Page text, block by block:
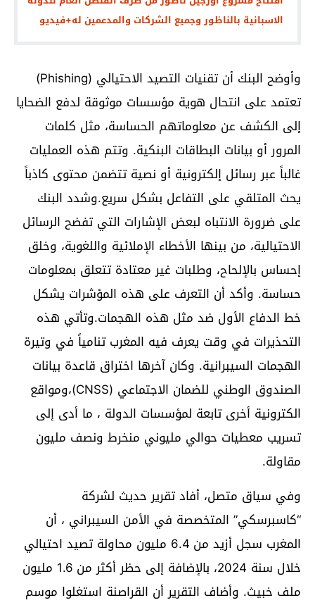
الاسبانية بالناظور وجميع الشركات والمدعمين له+فيديو
وأوضح البنك أن تقنيات التصيد الاحتيالي (Phishing)
تعتمد على انتحال هوية مؤسسات موثوقة لدفع الضحايا
إلى الكشف عن معلوماتهم الحساسة، مثل كلمات
المرور أو بيانات البطاقات البنكية. وتتم هذه العمليات
غالباً عبر رسائل إلكترونية أو نصية تتضمن محتوى كاذباً
يحث المتلقي على التفاعل بشكل سريع.وشدد البنك
على ضرورة الانتباه لبعض الإشارات التي تفضح الرسائل
الاحتيالية، من بينها الأخطاء الإملائية واللغوية، وخلق
إحساس بالإلحاح، وطلبات غير معتادة تتعلق بمعلومات
حساسة. وأكد أن التعرف على هذه المؤشرات يشكل
خط الدفاع الأول ضد مثل هذه الهجمات.وتأتي هذه
التحذيرات في وقت يعرف فيه المغرب تنامياً في وتيرة
الهجمات السيبرانية. وكان آخرها اختراق قاعدة بيانات
الصندوق الوطني للضمان الاجتماعي (CNSS)،ومواقع
الكترونية أخرى تابعة لمؤسسات الدولة ، ما أدى إلى
تسريب معطيات حوالي مليوني منخرط ونصف مليون
مقاولة.
وفي سياق متصل، أفاد تقرير حديث لشركة
“كاسبرسكي” المتخصصة في الأمن السيبراني ، أن
المغرب سجل أزيد من 6.4 مليون محاولة تصيد احتيالي
خلال سنة 2024، بالإضافة إلى حظر أكثر من 1.6 مليون
ملف خبيث. وأضاف التقرير أن القراصنة استغلوا موسم